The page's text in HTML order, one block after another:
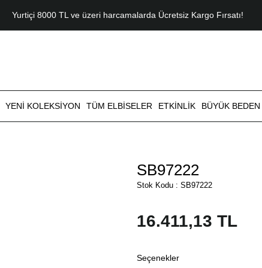
Yurtiçi 8000 TL ve üzeri harcamalarda Ücretsiz Kargo Fırsatı!
YENI KOLEKSIYON TÜM ELBISELER ETKINLIK BÜYÜK BEDEN
SB97222
Stok Kodu : SB97222
16.411,13 TL
Seçenekler